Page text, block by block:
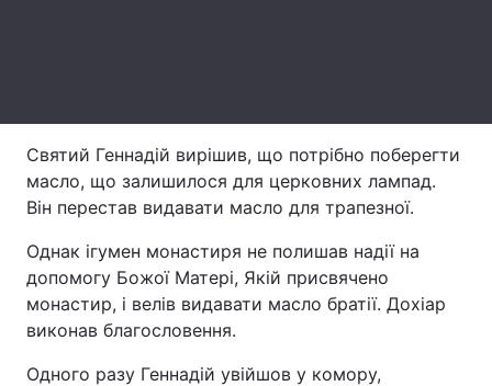
Здоров'я
Цікавинки Погода
Екологія
Лонгріди
Святий Геннадій вирішив, що потрібно поберегти
масло, що залишилося для церковних лампад.
Він перестав видавати масло для трапезної.
Однак ігумен монастиря не полишав надії на
допомогу Божої Матері, Якій присвячено
монастир, і велів видавати масло братії. Дохіар
виконав благословення.
Одного разу Геннадій увійшов у комору,